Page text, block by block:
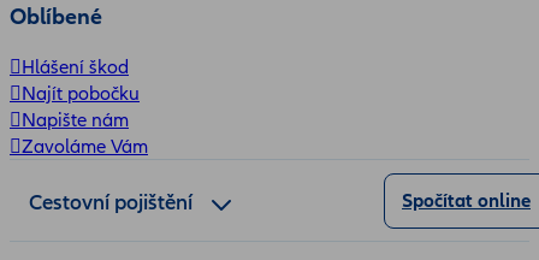
Oblíbené
Hlášení škod
Najít pobočku
Napište nám
Zavoláme Vám
Cestovní pojištění Spočítat online